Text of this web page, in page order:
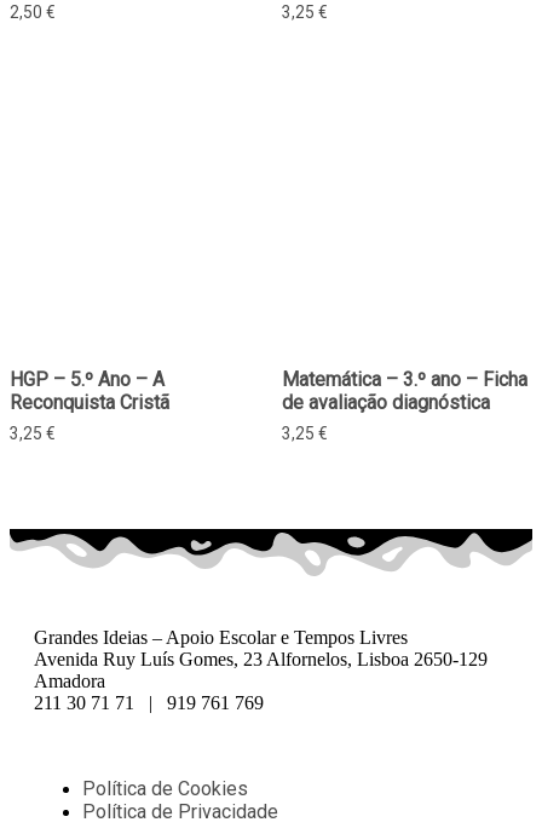
2,50 € 3,25 €
HGP – 5.º Ano – A
Reconquista Cristã
3,25 €
Matemática – 3.º ano – Ficha
de avaliação diagnóstica
3,25 €
Grandes Ideias – Apoio Escolar e Tempos Livres
Avenida Ruy Luís Gomes, 23 Alfornelos, Lisboa 2650-129
Amadora
211 30 71 71 | 919 761 769
Política de Cookies
Política de Privacidade